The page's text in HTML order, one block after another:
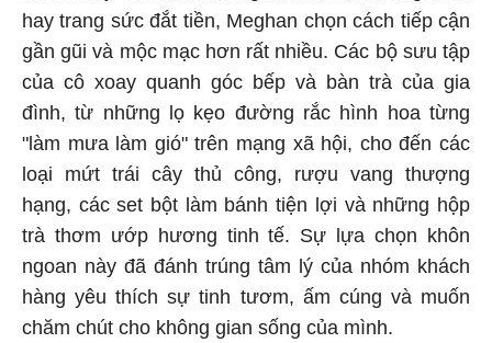
hay trang sức đắt tiền, Meghan chọn cách tiếp cận
gần gũi và mộc mạc hơn rất nhiều. Các bộ sưu tập
của cô xoay quanh góc bếp và bàn trà của gia
đình, từ những lọ kẹo đường rắc hình hoa từng
"làm mưa làm gió" trên mạng xã hội, cho đến các
loại mứt trái cây thủ công, rượu vang thượng
hạng, các set bột làm bánh tiện lợi và những hộp
trà thơm ướp hương tinh tế. Sự lựa chọn khôn
ngoan này đã đánh trúng tâm lý của nhóm khách
hàng yêu thích sự tinh tươm, ấm cúng và muốn
chăm chút cho không gian sống của mình.